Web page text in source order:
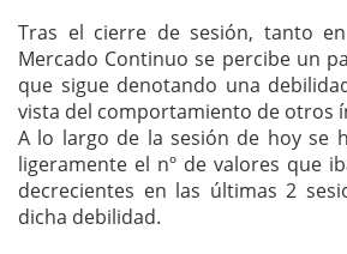
Tras el cierre de sesión, tanto
Mercado Continuo se percibe un
que sigue denotando una
vista del comportamiento de otros
A lo largo de la sesión de hoy se
ligeramente el nº de valores que
decrecientes en las últimas 2
dicha debilidad.